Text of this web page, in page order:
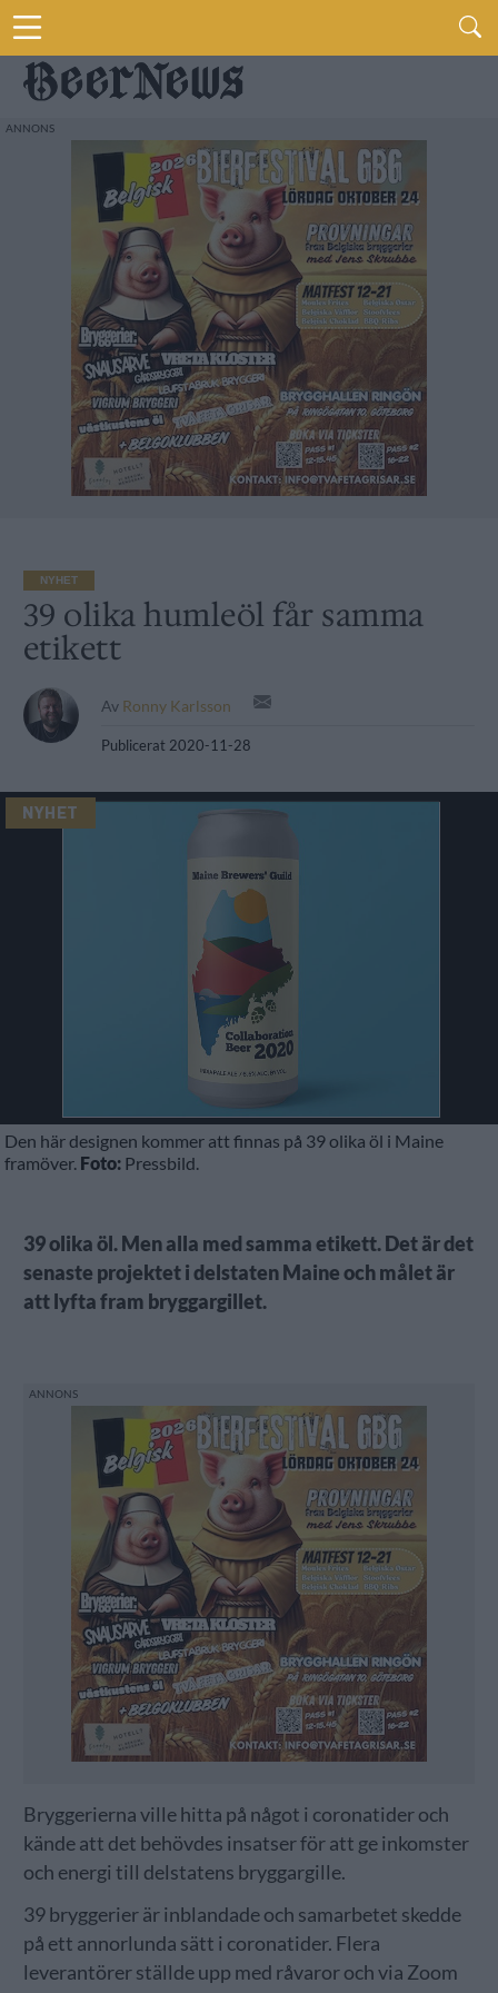
NYHET
39 olika humleöl får samma
etikett
Av Ronny Karlsson
Publicerat 2020-11-28
NYHET
Den här designen kommer att finnas på 39 olika öl i Maine
framöver. Foto: Pressbild.
39 olika öl. Men alla med samma etikett. Det är det
senaste projektet i delstaten Maine och målet är
att lyfta fram bryggargillet.
Bryggerierna ville hitta på något i coronatider och
kände att det behövdes insatser för att ge inkomster
och energi till delstatens bryggargille.
39 bryggerier är inblandade och samarbetet skedde
på ett annorlunda sätt i coronatider. Flera
leverantörer ställde upp med råvaror och via Zoom